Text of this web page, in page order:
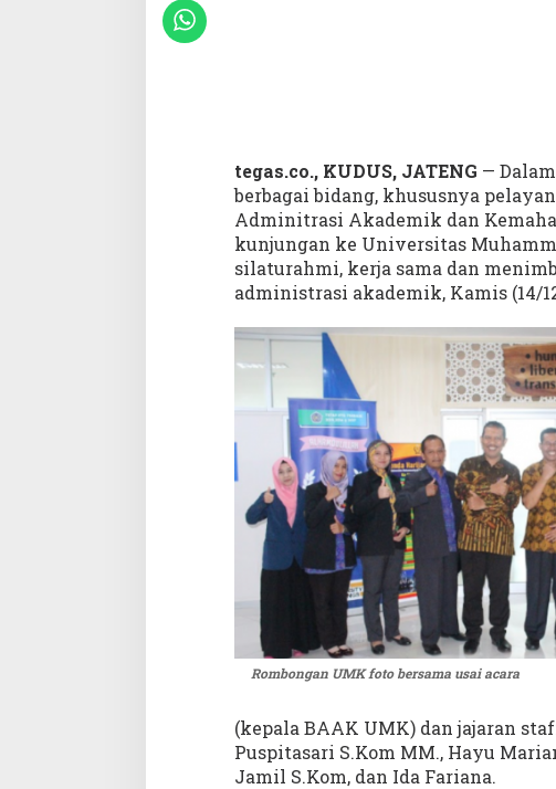
n
i
s
t
a
s
i
A
k
a
d
e
m
i
tegas.co., KUDUS, JATENG —
berbagai bidang, khususnya
Adminitrasi Akademik dan
kunjungan ke Universitas
silaturahmi, kerja sama dan
administrasi akademik, Kamis (14/
Rombongan UMK foto bersama usai acara
(kepala BAAK UMK) dan jajaran
Puspitasari S.Kom MM., Hayu
Jamil S.Kom, dan Ida Fariana.